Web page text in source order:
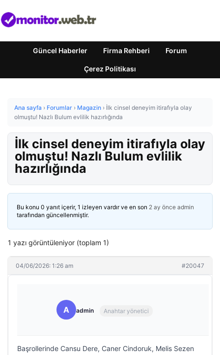
Güncel Haberler Firma Rehberi Forum
Çerez Politikası
Ana sayfa › Forumlar › Magazin › İlk cinsel deneyim itirafıyla olay
olmuştu! Nazlı Bulum evlilik hazırlığında
İlk cinsel deneyim itirafıyla olay
olmuştu! Nazlı Bulum evlilik
hazırlığında
Bu konu 0 yanıt içerir, 1 izleyen vardır ve en son 2 ay önce admin
tarafından güncellenmiştir.
1 yazı görüntüleniyor (toplam 1)
04/06/2026: 1:26 am #20047
A admin Anahtar yönetici
Başrollerinde Cansu Dere, Caner Cindoruk, Melis Sezen